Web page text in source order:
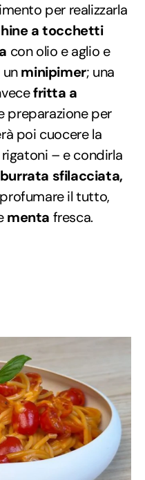
per realizzarla
a tocchetti
con olio e aglio e
minipimer; una
fritta a
preparazione per
poi cuocere la
– e condirla
sfilacciata,
il tutto,
menta fresca.